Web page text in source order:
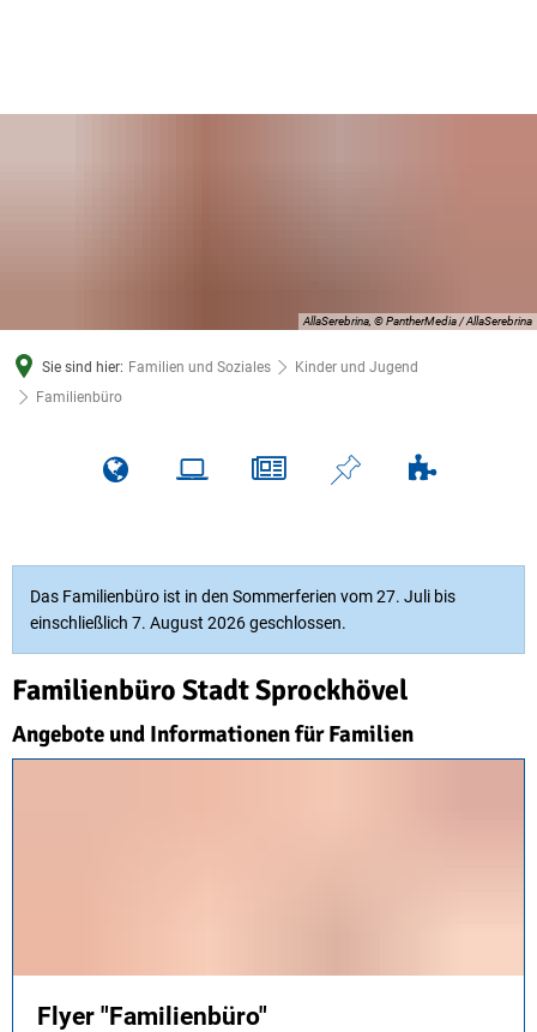
AllaSerebrina, © PantherMedia / AllaSerebrina
Sie sind hier: Familien und Soziales
Kinder und Jugend
Familienbüro
Familienbüro
Das Familienbüro ist in den Sommerferien vom 27. Juli bis
einschließlich 7. August 2026 geschlossen.
Familienbüro Stadt Sprockhövel
Angebote und Informationen für Familien
Flyer "Familienbüro"